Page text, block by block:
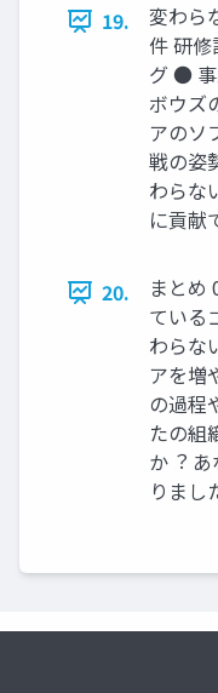
19.
変わら
件 研
グ ●
ボウズ
アのソ
戦の姿
わらな
に貢献
20.
まとめ
ている
わらな
アを増
の過程
たの組
か︖
りまし